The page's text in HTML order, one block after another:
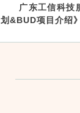
广东工信科技
划&BUD项目介绍